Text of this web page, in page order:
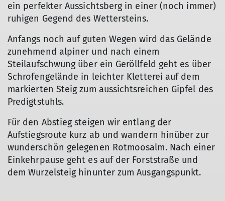
ein perfekter Aussichtsberg in einer (noch immer)
ruhigen Gegend des Wettersteins.
Anfangs noch auf guten Wegen wird das Gelände
zunehmend alpiner und nach einem
Steilaufschwung über ein Geröllfeld geht es über
Schrofengelände in leichter Kletterei auf dem
markierten Steig zum aussichtsreichen Gipfel des
Predigtstuhls.
Für den Abstieg steigen wir entlang der
Aufstiegsroute kurz ab und wandern hinüber zur
wunderschön gelegenen Rotmoosalm. Nach einer
Einkehrpause geht es auf der Forststraße und
dem Wurzelsteig hinunter zum Ausgangspunkt.